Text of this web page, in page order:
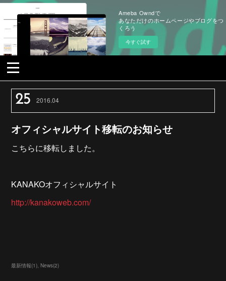
Ameba Owndで
あなただけのホームページやブログをつ
くろう
今すぐ試す
25 2016.04
オフィシャルサイト移転のお知らせ
こちらに移転しました。
KANAKOオフィシャルサイト
http://kanakoweb.com/
最新情報(1) News(2)